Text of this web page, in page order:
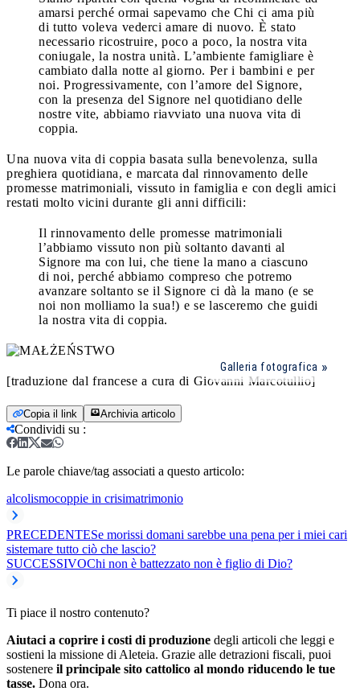
amarsi perché ormai sapevamo che Chi ci ama più
di tutto voleva vederci amare di nuovo. È stato
necessario ricostruire, poco a poco, la nostra vita
coniugale, la nostra unità. L’ambiente famigliare è
cambiato dalla notte al giorno. Per i bambini e per
noi. Progressivamente, con l’amore del Signore,
con la presenza del Signore nel quotidiano delle
nostre vite, abbiamo riavviato una nuova vita di
coppia.
Una nuova vita di coppia basata sulla benevolenza, sulla
preghiera quotidiana, e marcata dal rinnovamento delle
promesse matrimoniali, vissuto in famiglia e con degli amici
restati molto vicini durante gli anni difficili:
Il rinnovamento delle promesse matrimoniali
l’abbiamo vissuto non più soltanto davanti al
Signore ma con lui, che tiene la mano a ciascuno
di noi, perché abbiamo compreso che potremo
avanzare soltanto se il Signore ci dà la mano (e se
noi non molliamo la sua!) e se lasceremo che guidi
la nostra vita di coppia.
Galleria fotografica
[traduzione dal francese a cura di Giovanni Marcotullio]
Copia il link Archivia articolo
Condividi su :
Le parole chiave/tag associati a questo articolo:
alcolismocoppie in crisimatrimonio
PRECEDENTESe morissi domani sarebbe una pena per i miei cari
sistemare tutto ciò che lascio?
SUCCESSIVOChi non è battezzato non è figlio di Dio?
Ti piace il nostro contenuto?
Aiutaci a coprire i costi di produzione degli articoli che leggi e
sostieni la missione di Aleteia. Grazie alle detrazioni fiscali, puoi
sostenere il principale sito cattolico al mondo riducendo le tue
tasse. Dona ora.